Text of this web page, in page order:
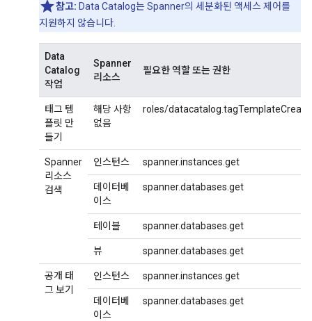
참고: Data Catalog는 Spanner의 세분화된 액세스 제어를
지원하지 않습니다.
Data
Catalog
작업
Spanner
리소스
필요한 역할 또는 권한
태그 템
플릿 만
들기
해당 사항
없음
roles/
Spanner
리소스
검색
인스턴스 spanner.instances.get
데이터베
이스
spanner.databases.get
테이블 spanner.databases.get
뷰 spanner.databases.get
공개 태
그 보기
인스턴스 spanner.instances.get
데이터베
이스
spanner.databases.get